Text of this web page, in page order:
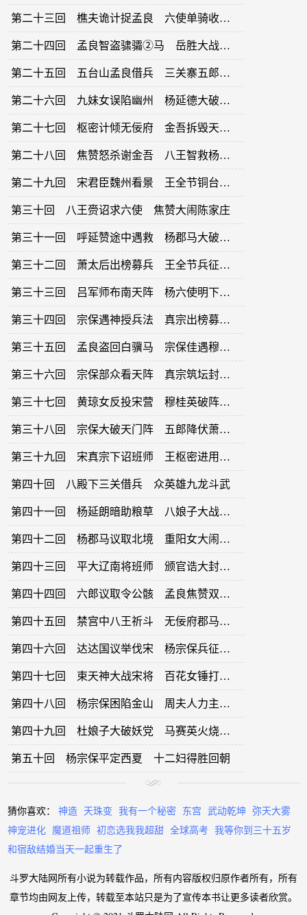
第二十三回 樵夫诡计捉孟良 六使单骑收焦赞
第二十四回 孟良智盗骕骦②马 岳胜大战萧天佑
第二十五回 五台山孟良借兵 三关寨五郎观象
第二十六回 九妹女误陷幽州 杨延德大破番兵
第二十七回 枢密计倾无佞府 金吾拆毁天波楼
第二十八回 焦赞怒杀谢金吾 八王智救杨郡马
第二十九回 宋君臣魏州看景 王全节铜台交兵
第三十回 八王赍诏求六使 焦赞大闹陈家庄
第三十一回 呼延赞途中遇救 杨郡马大破辽兵
第三十二回 萧太后出榜募兵 王全节兵征大辽
第三十三回 吕军师布南天阵 杨六使明下三关
第三十四回 宗保遇神授兵法 真宗出榜募医人
第三十五回 孟良盗回白骥马 宗保佳遇穆桂英
第三十六回 宗保部众看天阵 真宗筑坛封将帅
第三十七回 黄琼女反投宋营 穆桂英破阵救姑
第三十八回 宗保大破天门阵 五郎降伏萧天佐
第三十九回 宋真宗下诏班师 王枢密进用反间
第四十回 八殿下三关借兵 众英雄九龙斗武
第四十一回 杨延朗暗助粮草 八娘子大战番兵
第四十二回 杨郡马议取北境 重阳女大闹幽州
第四十三回 平大辽南将班师 颁官诰大封功臣
第四十四回 六郎议取令公骸 孟良焦赞双丧命
第四十五回 禁宫中八王祈斗 无佞府郡马寿终
第四十六回 达达国议举伐宋 杨宗保兵征西夏
第四十七回 束天神大战宋将 百花女锤打张达
第四十八回 杨宗保困陷金山 周夫人力主救兵
第四十九回 杜娘子大破妖党 马赛英火烧番营
第五十回 杨宗保平定西夏 十二妇得胜回朝
猜你喜欢： 神造 天珠变 我有一个秘密 东宫 武动乾坤
弥天大雾
神宠进化
魔道祖师 初恋选我我超甜 全球高考
我等你到三十五岁
和宿敌结婚当天一起重生了
斗罗大陆网所有小说为转载作品，所有内容版权归原作者所有，所有
章节均由网友上传，转载至本站只是为了宣传本书让更多读者欣赏。